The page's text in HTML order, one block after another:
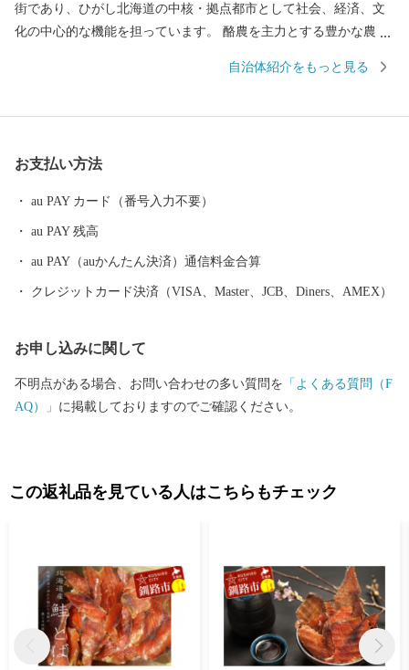
街であり、ひがし北海道の中核・拠点都市として社会、経済、文
化の中心的な機能を担っています。 酪農を主力とする豊かな農業
を誇る水産業など、日本の食料基地といえる地域です。 安全・安
製紙工場のほか、全国唯一の石炭鉱業所が操業しており地域の主
められている北海道横断自動車道(高速道路)の完成により今後、飛
躍的に物流機能が高まるものと期待されています。 また、特別天
然記念物｢タンチョウ｣や「阿寒湖のマリモ」をはじめとする世界
滞在にも適した地域と言えます。 ＜ワンストップ申請書送付先＞
自治体紹介をもっと見る
お支払い方法
au PAY カード（番号入力不要）
au PAY 残高
au PAY（auかんたん決済）通信料金合算
クレジットカード決済（VISA、Master、JCB、Diners、AMEX）
お申し込みに関して
不明点がある場合、お問い合わせの多い質問を 「よくある質問（F
AQ）」 に掲載しておりますのでご確認ください。
この返礼品を見ている人はこちらもチェック